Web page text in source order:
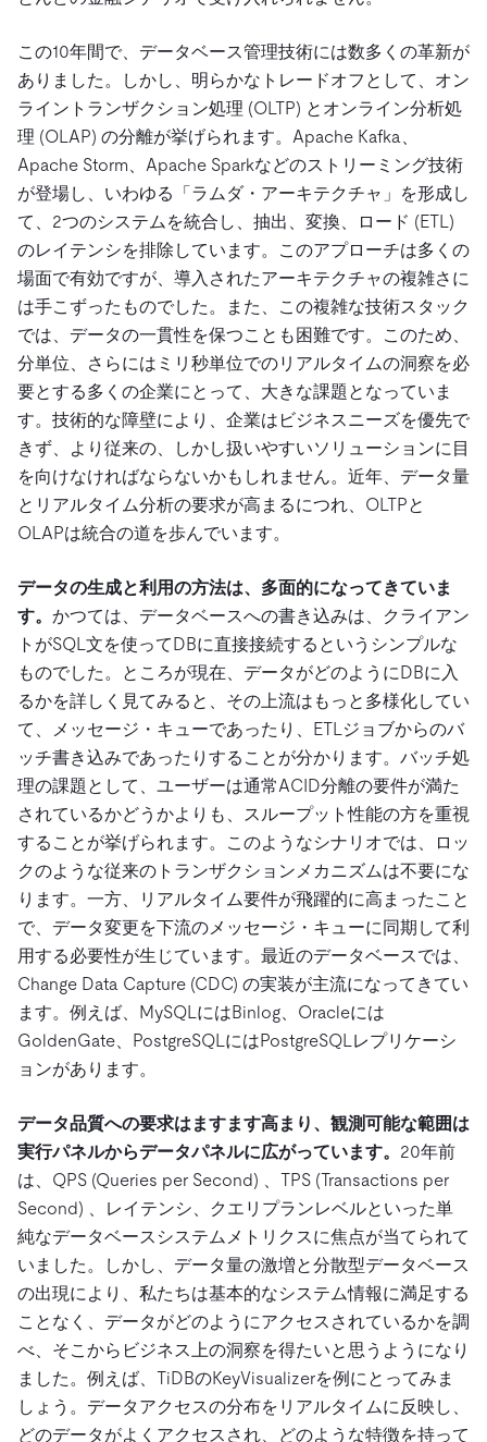
この10年間で、データベース管理技術には数多くの革新が
ありました。しかし、明らかなトレードオフとして、オン
ライントランザクション処理 (OLTP) とオンライン分析処
理 (OLAP) の分離が挙げられます。Apache Kafka、
Apache Storm、Apache Sparkなどのストリーミング技術
が登場し、いわゆる「ラムダ・アーキテクチャ」を形成し
て、2つのシステムを統合し、抽出、変換、ロード (ETL)
のレイテンシを排除しています。このアプローチは多くの
場面で有効ですが、導入されたアーキテクチャの複雑さに
は手こずったものでした。また、この複雑な技術スタック
では、データの一貫性を保つことも困難です。このため、
分単位、さらにはミリ秒単位でのリアルタイムの洞察を必
要とする多くの企業にとって、大きな課題となっていま
す。技術的な障壁により、企業はビジネスニーズを優先で
きず、より従来の、しかし扱いやすいソリューションに目
を向けなければならないかもしれません。近年、データ量
とリアルタイム分析の要求が高まるにつれ、OLTPと
OLAPは統合の道を歩んでいます。
データの生成と利用の方法は、多面的になってきていま
す。 かつては、データベースへの書き込みは、クライアン
トがSQL文を使ってDBに直接接続するというシンプルな
ものでした。ところが現在、データがどのようにDBに入
るかを詳しく見てみると、その上流はもっと多様化してい
て、メッセージ・キューであったり、ETLジョブからのバ
ッチ書き込みであったりすることが分かります。バッチ処
理の課題として、ユーザーは通常ACID分離の要件が満た
されているかどうかよりも、スループット性能の方を重視
することが挙げられます。このようなシナリオでは、ロッ
クのような従来のトランザクションメカニズムは不要にな
ります。一方、リアルタイム要件が飛躍的に高まったこと
で、データ変更を下流のメッセージ・キューに同期して利
用する必要性が生じています。最近のデータベースでは、
Change Data Capture (CDC) の実装が主流になってきてい
ます。例えば、MySQLにはBinlog、Oracleには
GoldenGate、PostgreSQLにはPostgreSQLレプリケーシ
ョンがあります。
データ品質への要求はますます高まり、観測可能な範囲は
実行パネルからデータパネルに広がっています。 20年前
は、QPS (Queries per Second) 、TPS (Transactions per
Second) 、レイテンシ、クエリプランレベルといった単
純なデータベースシステムメトリクスに焦点が当てられて
いました。しかし、データ量の激増と分散型データベース
の出現により、私たちは基本的なシステム情報に満足する
ことなく、データがどのようにアクセスされているかを調
べ、そこからビジネス上の洞察を得たいと思うようになり
ました。例えば、TiDBのKeyVisualizerを例にとってみま
しょう。データアクセスの分布をリアルタイムに反映し、
どのデータがよくアクセスされ、どのような特徴を持って